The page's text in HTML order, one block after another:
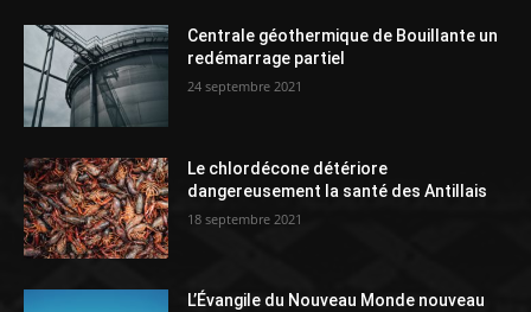
Centrale géothermique de Bouillante un
redémarrage partiel
24 septembre 2021
Le chlordécone détériore
dangereusement la santé des Antillais
18 septembre 2021
L’Évangile du Nouveau Monde nouveau